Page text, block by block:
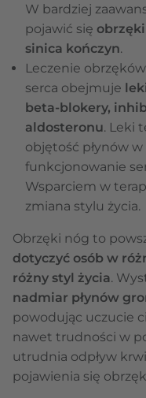
W bardziej
pojawić się
sinica kończyn.
Leczenie
serca obejmuje
beta-blokery,
aldosteronu. Leki
objętość płynów
funkcjonowanie
Wsparciem w
zmiana stylu życia.
Obrzęki nóg to
dotyczyć osób w
różny styl życia.
nadmiar płynów
powodując uczucie
nawet trudności w
utrudnia odpływ
pojawienia się